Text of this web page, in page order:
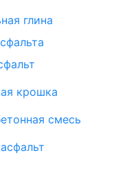
глина
крошка
смесь